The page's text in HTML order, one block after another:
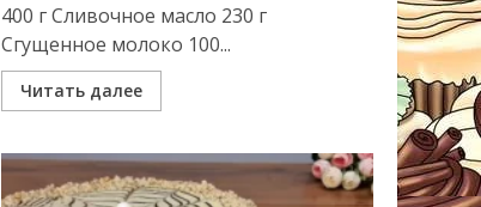
400 г Сливочное масло 230 г
Сгущенное молоко 100...
Читать далее